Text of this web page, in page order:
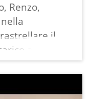
Renzo,
il
al "broz",
da buoi